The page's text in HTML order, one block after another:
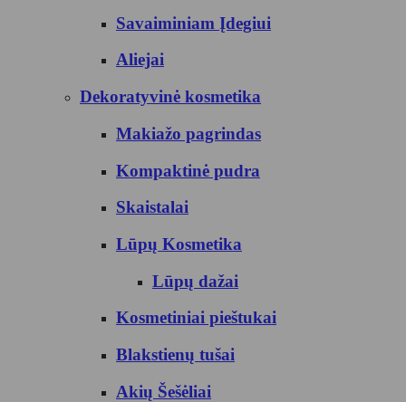
Savaiminiam Įdegiui
Aliejai
Dekoratyvinė kosmetika
Makiažo pagrindas
Kompaktinė pudra
Skaistalai
Lūpų Kosmetika
Lūpų dažai
Kosmetiniai pieštukai
Blakstienų tušai
Akių Šešėliai